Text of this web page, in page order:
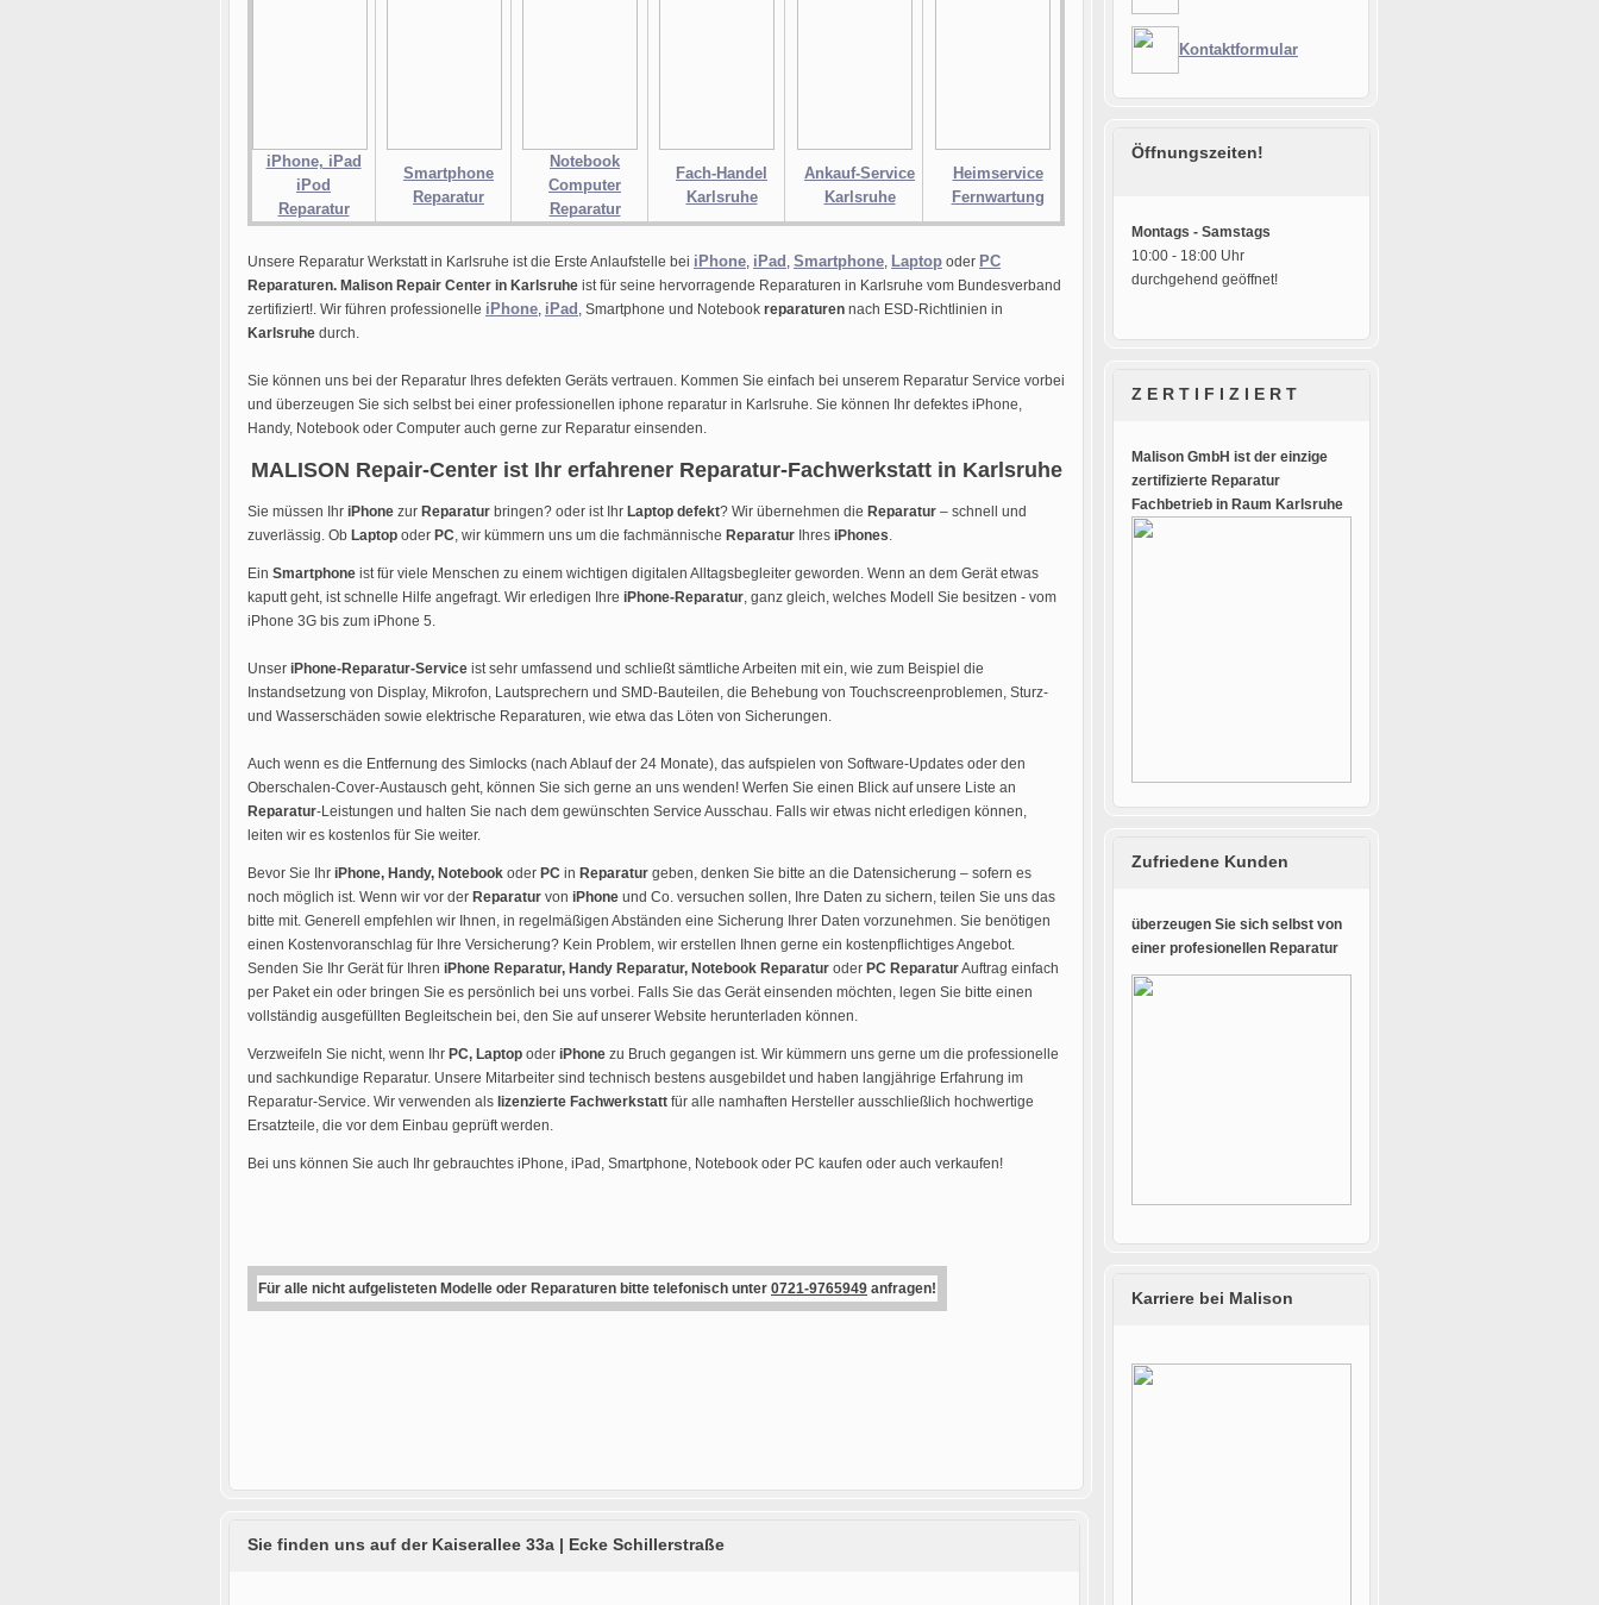
iPhone, iPad
iPod
Reparatur
Smartphone
Reparatur
Notebook
Computer
Reparatur
Fach-Handel
Karlsruhe
Ankauf-Service
Karlsruhe
Heimservice
Fernwartung
Unsere Reparatur Werkstatt in Karlsruhe ist die Erste Anlaufstelle bei iPhone, iPad , Smartphone, Laptop oder PC
Reparaturen. Malison Repair Center in Karlsruhe ist für seine hervorragende Reparaturen in Karlsruhe vom Bundesverband
zertifiziert!. Wir führen professionelle iPhone, iPad , Smartphone und Notebook reparaturen nach ESD-Richtlinien in
Karlsruhe durch.
Sie können uns bei der Reparatur Ihres defekten Geräts vertrauen. Kommen Sie einfach bei unserem Reparatur Service vorbei
und überzeugen Sie sich selbst bei einer professionellen iphone reparatur in Karlsruhe. Sie können Ihr defektes iPhone,
Handy, Notebook oder Computer auch gerne zur Reparatur einsenden.
MALISON Repair-Center ist Ihr erfahrener Reparatur-Fachwerkstatt in Karlsruhe
Sie müssen Ihr iPhone zur Reparatur bringen? oder ist Ihr Laptop defekt? Wir übernehmen die Reparatur – schnell und
zuverlässig. Ob Laptop oder PC, wir kümmern uns um die fachmännische Reparatur Ihres iPhones.
Ein Smartphone ist für viele Menschen zu einem wichtigen digitalen Alltagsbegleiter geworden. Wenn an dem Gerät etwas
kaputt geht, ist schnelle Hilfe angefragt. Wir erledigen Ihre iPhone-Reparatur, ganz gleich, welches Modell Sie besitzen - vom
iPhone 3G bis zum iPhone 5.
Unser iPhone-Reparatur-Service ist sehr umfassend und schließt sämtliche Arbeiten mit ein, wie zum Beispiel die
Instandsetzung von Display, Mikrofon, Lautsprechern und SMD-Bauteilen, die Behebung von Touchscreenproblemen, Sturz-
und Wasserschäden sowie elektrische Reparaturen, wie etwa das Löten von Sicherungen.
Auch wenn es die Entfernung des Simlocks (nach Ablauf der 24 Monate), das aufspielen von Software-Updates oder den
Oberschalen-Cover-Austausch geht, können Sie sich gerne an uns wenden! Werfen Sie einen Blick auf unsere Liste an
Reparatur-Leistungen und halten Sie nach dem gewünschten Service Ausschau. Falls wir etwas nicht erledigen können,
leiten wir es kostenlos für Sie weiter.
Bevor Sie Ihr iPhone, Handy, Notebook oder PC in Reparatur geben, denken Sie bitte an die Datensicherung – sofern es
noch möglich ist. Wenn wir vor der Reparatur von iPhone und Co. versuchen sollen, Ihre Daten zu sichern, teilen Sie uns das
bitte mit. Generell empfehlen wir Ihnen, in regelmäßigen Abständen eine Sicherung Ihrer Daten vorzunehmen. Sie benötigen
einen Kostenvoranschlag für Ihre Versicherung? Kein Problem, wir erstellen Ihnen gerne ein kostenpflichtiges Angebot.
Senden Sie Ihr Gerät für Ihren iPhone Reparatur, Handy Reparatur, Notebook Reparatur oder PC ReparaturAuftrag einfach
per Paket ein oder bringen Sie es persönlich bei uns vorbei. Falls Sie das Gerät einsenden möchten, legen Sie bitte einen
vollständig ausgefüllten Begleitschein bei, den Sie auf unserer Website herunterladen können.
Verzweifeln Sie nicht, wenn Ihr PC, Laptop oder iPhone zu Bruch gegangen ist. Wir kümmern uns gerne um die professionelle
und sachkundige Reparatur. Unsere Mitarbeiter sind technisch bestens ausgebildet und haben langjährige Erfahrung im
Reparatur-Service. Wir verwenden als lizenzierte Fachwerkstatt für alle namhaften Hersteller ausschließlich hochwertige
Ersatzteile, die vor dem Einbau geprüft werden.
Bei uns können Sie auch Ihr gebrauchtes iPhone, iPad, Smartphone, Notebook oder PC kaufen oder auch verkaufen!
Für alle nicht aufgelisteten Modelle oder Reparaturen bitte telefonisch unter 0721-9765949 anfragen!
Sie finden uns auf der Kaiserallee 33a | Ecke Schillerstraße
Kontaktformular
Öffnungszeiten!
Montags - Samstags
10:00 - 18:00 Uhr
durchgehend geöffnet!
Z E R T I F I Z I E R T
Malison GmbH ist der einzige
zertifizierte Reparatur
Fachbetrieb in Raum Karlsruhe
Zufriedene Kunden
überzeugen Sie sich selbst von
einer profesionellen Reparatur
Karriere bei Malison